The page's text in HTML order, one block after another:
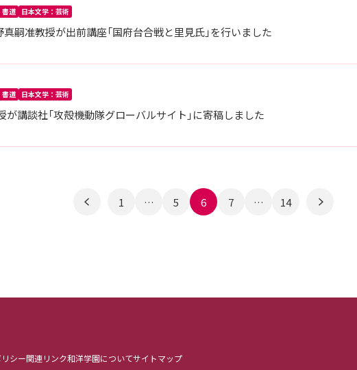
書道 日本文学：芸術
嗣准教授が出前講座「国府台合戦と里見氏」を行いました
書道 日本文学：芸術
講談社「攻殻機動隊グローバルサイト」に寄稿しました
1 … 5 6 7 … 14
シー関連リンク和洋学園についてサイトマップ